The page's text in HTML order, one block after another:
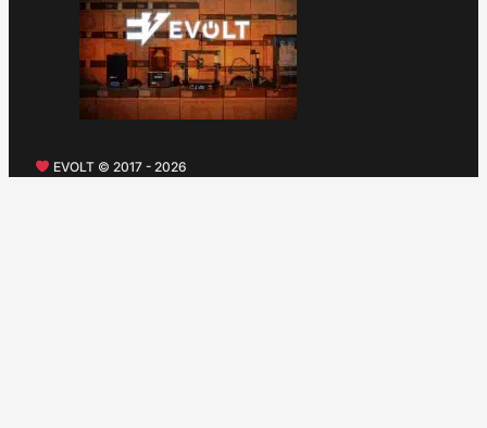
EVOLT © 2017 - 2026